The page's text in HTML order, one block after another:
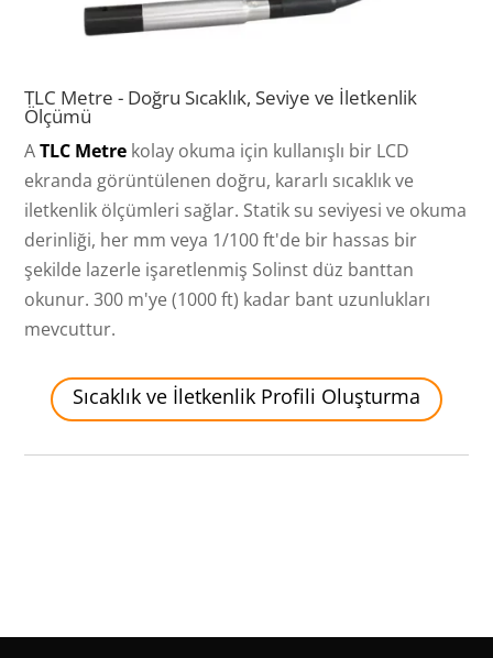
TLC Metre - Doğru Sıcaklık, Seviye ve İletkenlik
Ölçümü
ATLC Metre kolay okuma için kullanışlı bir LCD
ekranda görüntülenen doğru, kararlı sıcaklık ve
iletkenlik ölçümleri sağlar. Statik su seviyesi ve okuma
derinliği, her mm veya 1/100 ft'de bir hassas bir
şekilde lazerle işaretlenmiş Solinst düz banttan
okunur. 300 m'ye (1000 ft) kadar bant uzunlukları
mevcuttur.
Sıcaklık ve İletkenlik Profili Oluşturma